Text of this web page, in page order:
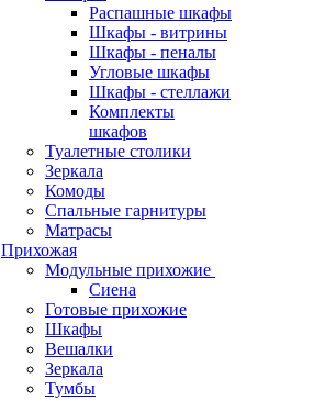
Распашные шкафы
Шкафы - витрины
Шкафы - пеналы
Угловые шкафы
Шкафы - стеллажи
Комплекты
шкафов
Туалетные столики
Зеркала
Комоды
Спальные гарнитуры
Матрасы
Прихожая
Модульные прихожие
Сиена
Готовые прихожие
Шкафы
Вешалки
Зеркала
Тумбы